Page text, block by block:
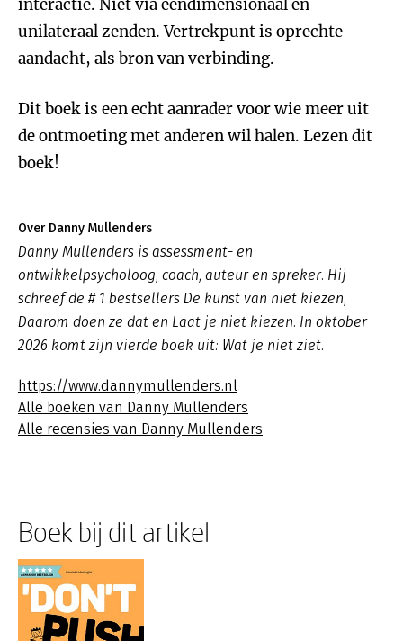
interactie. Niet via eendimensionaal en
unilateraal zenden. Vertrekpunt is oprechte
aandacht, als bron van verbinding.
Dit boek is een echt aanrader voor wie meer uit
de ontmoeting met anderen wil halen. Lezen dit
boek!
Over Danny Mullenders
Danny Mullenders is assessment- en
ontwikkelpsycholoog, coach, auteur en spreker. Hij
schreef de # 1 bestsellers De kunst van niet kiezen,
Daarom doen ze dat en Laat je niet kiezen. In oktober
2026 komt zijn vierde boek uit: Wat je niet ziet.
https://www.dannymullenders.nl
Alle boeken van Danny Mullenders
Alle recensies van Danny Mullenders
Boek bij dit artikel